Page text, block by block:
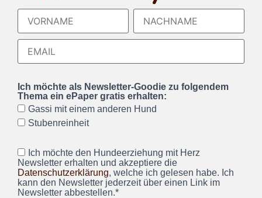
Ich möchte als Newsletter-Goodie zu folgendem
Thema ein ePaper gratis erhalten:
Gassi mit einem anderen Hund
Stubenreinheit
Ich möchte den Hundeerziehung mit Herz
Newsletter erhalten und akzeptiere die
Datenschutzerklärung, welche ich gelesen habe. Ich
kann den Newsletter jederzeit über einen Link im
Newsletter abbestellen.*